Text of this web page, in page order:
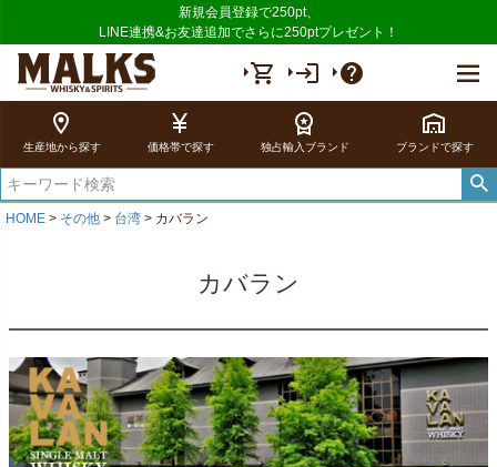
新規会員登録で250pt、
LINE連携&お友達追加でさらに250ptプレゼント！
shopping_cart login
help
location_on
生産地から探す
currency_yen
価格帯で探す
workspace_premium
独占輸入ブランド
warehouse
ブランドで探す
HOME その他 台湾 カバラン
カバラン